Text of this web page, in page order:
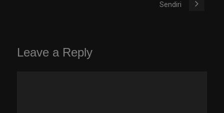
Sendiri
Leave a Reply